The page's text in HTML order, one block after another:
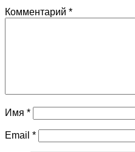
Комментарий *
Имя *
Email *